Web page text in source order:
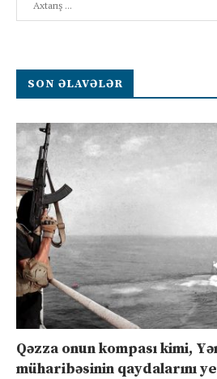
SON ƏLAVƏLƏR
Qəzza onun kompası kimi,
müharibəsinin qaydalarını